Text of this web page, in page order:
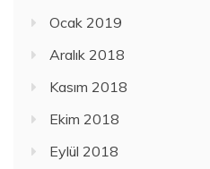
Ocak 2019
Aralık 2018
Kasım 2018
Ekim 2018
Eylül 2018